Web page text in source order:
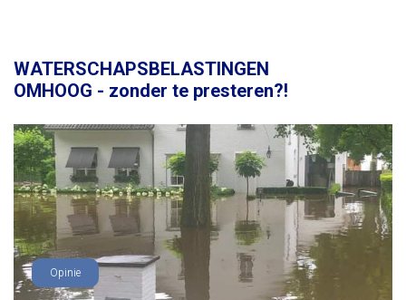
WATERSCHAPSBELASTINGEN
OMHOOG - zonder te presteren?!
Opinie